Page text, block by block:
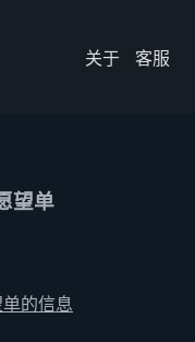
关于 客服
望单
的信息